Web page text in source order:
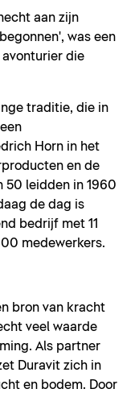
aan zijn
was een
avonturier die
traditie, die in
Horn in het
en de
50 leidden in 1960
de dag is
bedrijf met 11
medewerkers.
bron van kracht
veel waarde
Als partner
Duravit zich in
en bodem. Door